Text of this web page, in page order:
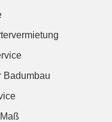
Badumbau